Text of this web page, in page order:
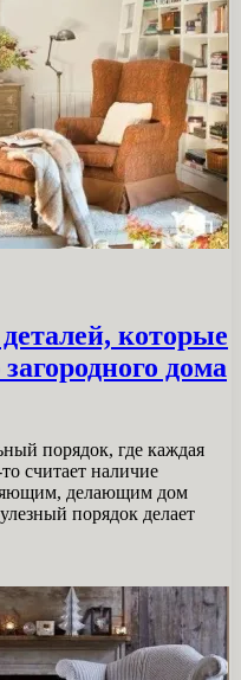
которые
дома
порядок, где каждая
считает наличие
делающим дом
порядок делает